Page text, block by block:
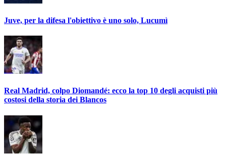
Juve, per la difesa l'obiettivo è uno solo, Lucumì
Real Madrid, colpo Diomandé: ecco la top 10 degli acquisti più
costosi della storia dei Blancos